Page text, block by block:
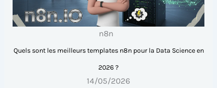
n8n
Quels sont les meilleurs templates n8n pour la Data Science en
2026 ?
14/05/2026